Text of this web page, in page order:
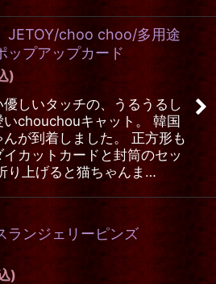
JETOY/choo choo/多用途
ップアップカード
)
しいタッチの、うるうるし
いchouchouキャット。 韓国
が到着しました。 正方形も
カットカードと封筒のセッ
り上げると猫ちゃんま…
ランジェリーピンズ
)